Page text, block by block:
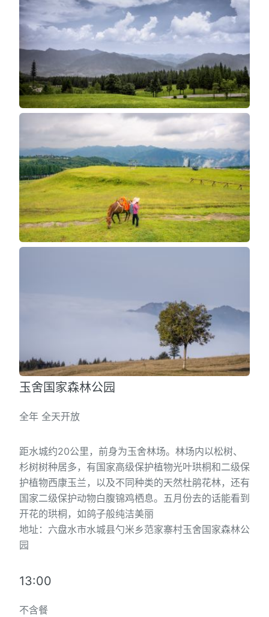
玉舍国家森林公园
全年 全天开放
距水城约20公里，前身为玉舍林场。林场内以松树、
杉树树种居多，有国家高级保护植物光叶珙桐和二级保
护植物西康玉兰，以及不同种类的天然杜鹃花林，还有
国家二级保护动物白腹锦鸡栖息。五月份去的话能看到
开花的珙桐，如鸽子般纯洁美丽
地址：六盘水市水城县勺米乡范家寨村玉舍国家森林公
园
13:00
不含餐